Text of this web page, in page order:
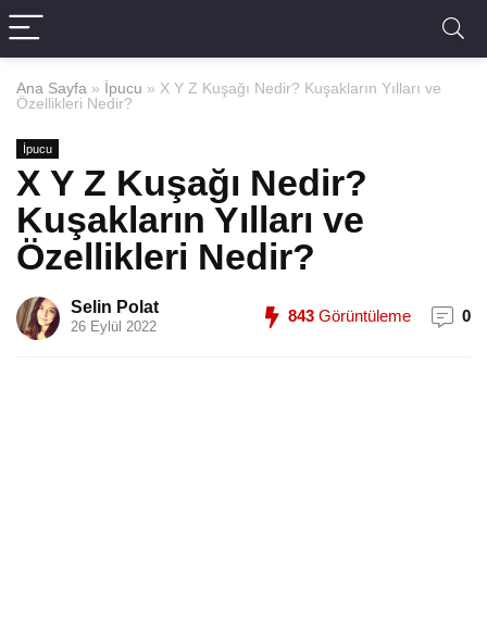
Ana Sayfa » İpucu » X Y Z Kuşağı Nedir? Kuşakların Yılları ve
Özellikleri Nedir?
İpucu
X Y Z Kuşağı Nedir?
Kuşakların Yılları ve
Özellikleri Nedir?
Selin Polat
26 Eylül 2022
843 Görüntüleme 0